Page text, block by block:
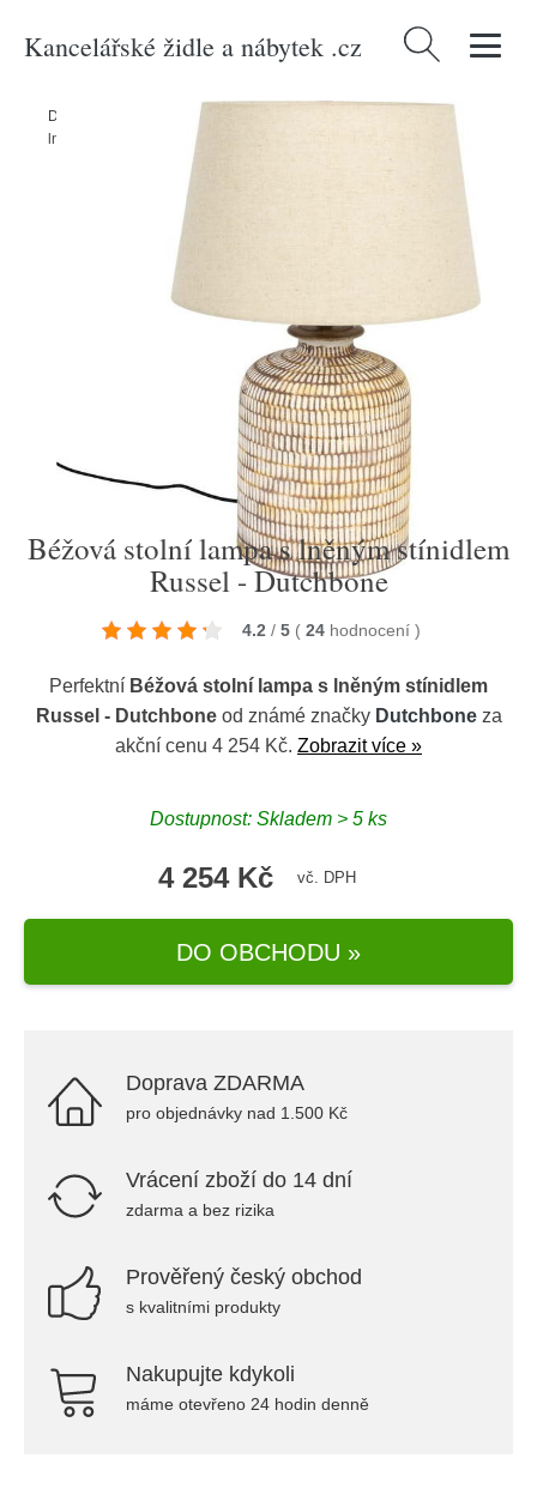
Kancelářské židle a nábytek .cz Vyhledávání
Domů > Svítidla > Stolní lampy
lněným stínidlem Russel - Dutchbone
Béžová stolní lampa s lněným stínidlem
Russel - Dutchbone
4.2 / 5 ( 24 hodnocení )
Perfektní Béžová stolní lampa s lněným stínidlem
Russel - Dutchboneod známé značky Dutchboneza
akční cenu 4 254 Kč. Zobrazit více »
Dostupnost: Skladem > 5 ks
4 254 Kč vč. DPH
DO OBCHODU »
Doprava ZDARMA
pro objednávky nad 1.500 Kč
Vrácení zboží do 14 dní
zdarma a bez rizika
Prověřený český obchod
s kvalitními produkty
Nakupujte kdykoli
máme otevřeno 24 hodin denně